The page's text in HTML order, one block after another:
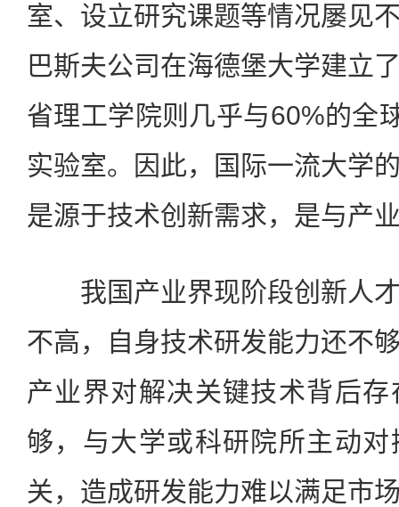
室、设立研究课题等情况屡见
巴斯夫公司在海德堡大学建立
省理工学院则几乎与60%的全
实验室。因此，国际一流大学
是源于技术创新需求，是与产
我国产业界现阶段创新人才
不高，自身技术研发能力还不
产业界对解决关键技术背后
够，与大学或科研院所主动
关，造成研发能力难以满足市